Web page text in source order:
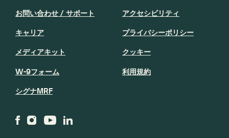
お問い合わせ / サポート
キャリア
メディアキット
W-9フォーム
シグナMRF
アクセシビリティ
プライバシーポリシー
クッキー
利用規約